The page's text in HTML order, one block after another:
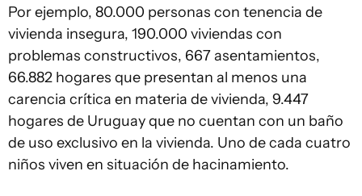
Por ejemplo, 80.000 personas con tenencia de
vivienda insegura, 190.000 viviendas con
problemas constructivos, 667 asentamientos,
66.882 hogares que presentan al menos una
carencia crítica en materia de vivienda, 9.447
hogares de Uruguay que no cuentan con un baño
de uso exclusivo en la vivienda. Uno de cada cuatro
niños viven en situación de hacinamiento.